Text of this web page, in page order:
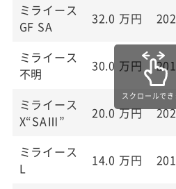
ミライース
GF SA
32.0 万円
ミライース
不明
30.0 万円
ミライース
X“SAⅢ”
20.0万円
ミライース
L
14.0 万円